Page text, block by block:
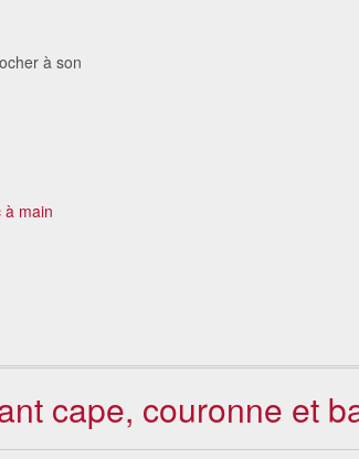
à son
à main
cape, couronne et